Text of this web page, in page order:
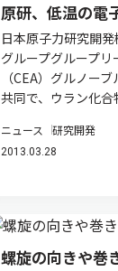
原研、低温の電
日本原子力研究開
グループグループ
（CEA）グルノー
共同で、ウラン化合
ニュース 研究開発
2013.03.28
螺旋の向きや巻